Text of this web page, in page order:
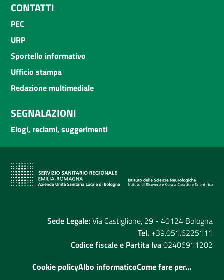
CONTATTI
PEC
URP
Sportello informativo
Ufficio stampa
Redazione multimediale
SEGNALAZIONI
Elogi, reclami, suggerimenti
Sede Legale: Via Castiglione, 29 - 40124 Bologna
Tel. +39.051.6225111
Codice fiscale e Partita Iva02406911202
Cookie policyAlbo informaticoCome fare per...